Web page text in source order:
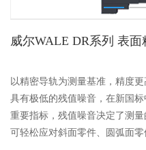
威尔WALE DR系列 表
以精密导轨为测量基准，精度更
具有极低的残值噪⾳，在新国
重要指标，残值噪⾳决定了测量
可轻松应对斜⾯零件、圆弧⾯零